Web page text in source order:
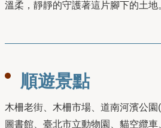
溫柔，靜靜的守護著這片腳下的土地
順遊景點
木柵老街、木柵市場、道南河濱公
圖書館、臺北市立動物園、貓空纜